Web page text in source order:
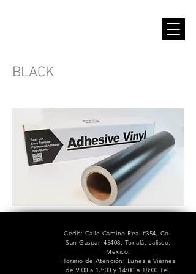
BLACK
Cedis: Calle Camino Real #354, Col.
San Gaspar, 45408, Tonalá, Jalisco,
Mexico.
Horario de Atención: Lunes a Viernes
de 9:00 a 13:00 y 14:00 a 18:00 Tel: